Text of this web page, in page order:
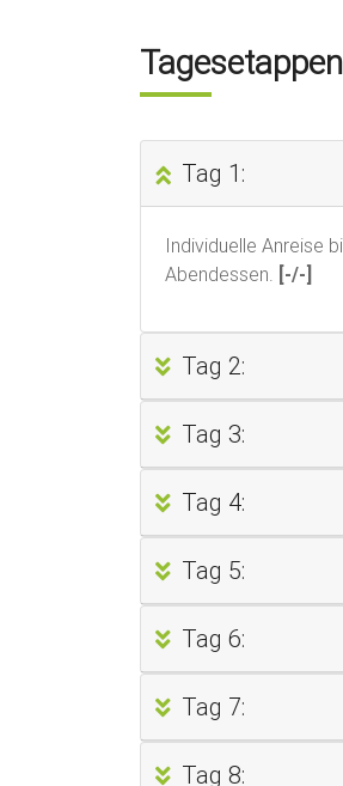
Tagesetappen
Tag 1:
Individuelle Anreise
Abendessen. [-/-]
Tag 2:
Tag 3:
Tag 4:
Tag 5:
Tag 6:
Tag 7:
Tag 8: